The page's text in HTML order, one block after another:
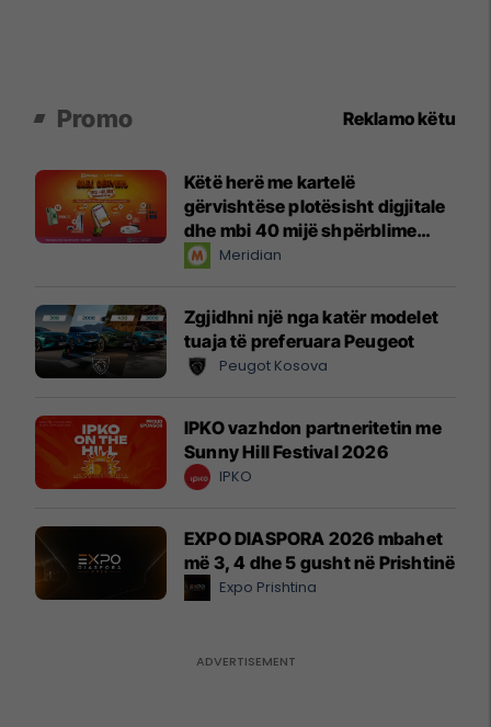
Promo Reklamo këtu
Këtë herë me kartelë
gërvishtëse plotësisht digjitale
dhe mbi 40 mijë shpërblime
instant!Meridian
Zgjidhni një nga katër modelet
tuaja të preferuara Peugeot
Peugot Kosova
IPKO vazhdon partneritetin me
Sunny Hill Festival 2026
IPKO
EXPO DIASPORA 2026 mbahet
më 3, 4 dhe 5 gusht në Prishtinë
Expo Prishtina